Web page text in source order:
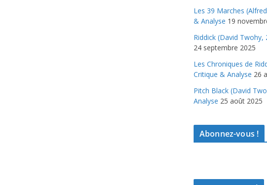
Les 39 Marches
& Analyse 19
Riddick (David Twohy,
24 septembre 2025
Les Chroniques de
Critique & Analyse 26
Pitch Black (David
Analyse 25 août 2025
Abonnez-vous !